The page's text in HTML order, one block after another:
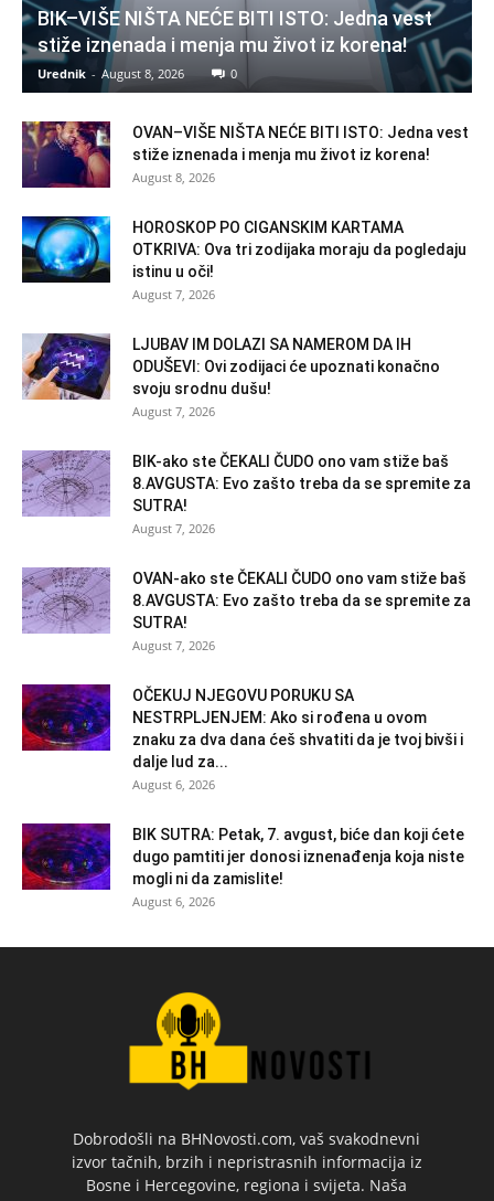
BIK–VIŠE NIŠTA NEĆE BITI ISTO: Jedna vest
stiže iznenada i menja mu život iz korena!
Urednik - August 8, 2026 0
OVAN–VIŠE NIŠTA NEĆE BITI ISTO: Jedna vest
stiže iznenada i menja mu život iz korena!
August 8, 2026
HOROSKOP PO CIGANSKIM KARTAMA
OTKRIVA: Ova tri zodijaka moraju da pogledaju
istinu u oči!
August 7, 2026
LJUBAV IM DOLAZI SA NAMEROM DA IH
ODUŠEVI: Ovi zodijaci će upoznati konačno
svoju srodnu dušu!
August 7, 2026
BIK-ako ste ČEKALI ČUDO ono vam stiže baš
8.AVGUSTA: Evo zašto treba da se spremite za
SUTRA!
August 7, 2026
OVAN-ako ste ČEKALI ČUDO ono vam stiže baš
8.AVGUSTA: Evo zašto treba da se spremite za
SUTRA!
August 7, 2026
OČEKUJ NJEGOVU PORUKU SA
NESTRPLJENJEM: Ako si rođena u ovom
znaku za dva dana ćeš shvatiti da je tvoj bivši i
dalje lud za...
August 6, 2026
BIK SUTRA: Petak, 7. avgust, biće dan koji ćete
dugo pamtiti jer donosi iznenađenja koja niste
mogli ni da zamislite!
August 6, 2026
Dobrodošli na BHNovosti.com, vaš svakodnevni
izvor tačnih, brzih i nepristrasnih informacija iz
Bosne i Hercegovine, regiona i svijeta. Naša